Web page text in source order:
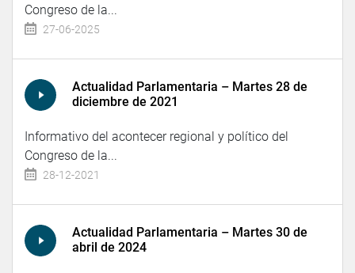
Congreso de la...
27-06-2025
Actualidad Parlamentaria – Martes 28 de
diciembre de 2021
Informativo del acontecer regional y político del
Congreso de la...
28-12-2021
Actualidad Parlamentaria – Martes 30 de
abril de 2024